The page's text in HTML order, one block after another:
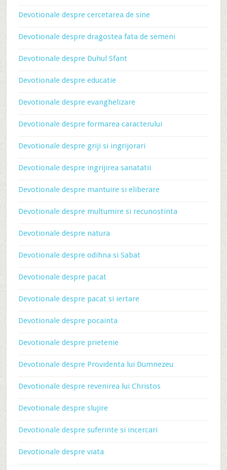
Devotionale despre cercetarea de sine
Devotionale despre dragostea fata de semeni
Devotionale despre Duhul Sfant
Devotionale despre educatie
Devotionale despre evanghelizare
Devotionale despre formarea caracterului
Devotionale despre griji si ingrijorari
Devotionale despre ingrijirea sanatatii
Devotionale despre mantuire si eliberare
Devotionale despre multumire si recunostinta
Devotionale despre natura
Devotionale despre odihna si Sabat
Devotionale despre pacat
Devotionale despre pacat si iertare
Devotionale despre pocainta
Devotionale despre prietenie
Devotionale despre Providenta lui Dumnezeu
Devotionale despre revenirea lui Christos
Devotionale despre slujire
Devotionale despre suferinte si incercari
Devotionale despre viata